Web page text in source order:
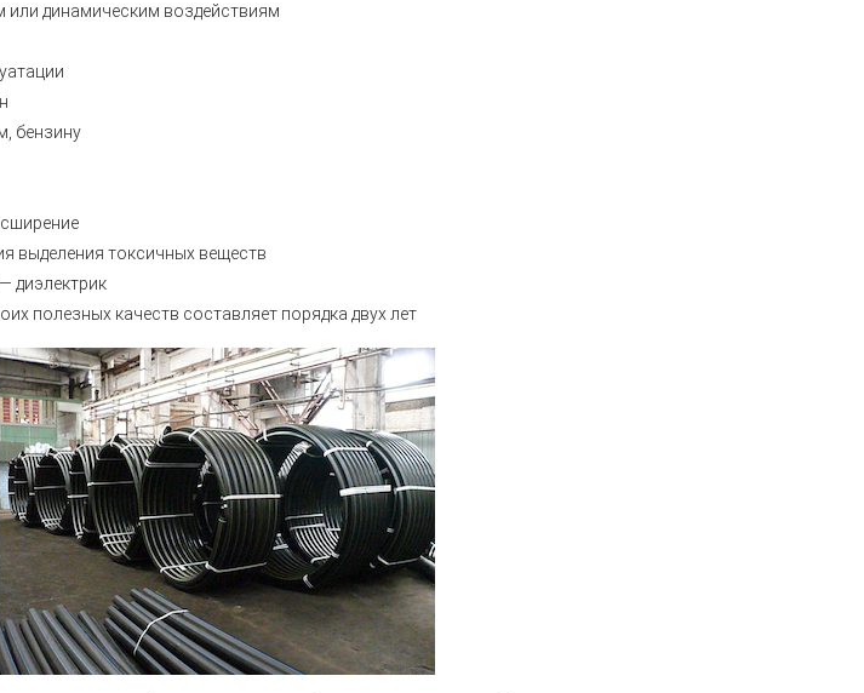
или динамическим воздействиям
бензину
выделения токсичных веществ
диэлектрик
полезных качеств составляет порядка двух лет